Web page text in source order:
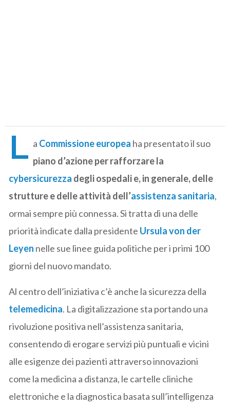
L a Commissione europea ha presentato il suo
piano d’azione per rafforzare la
cybersicurezza degli ospedali e, in generale, delle
strutture e delle attività dell’assistenza sanitaria,
ormai sempre più connessa. Si tratta di una delle
priorità indicate dalla presidente Ursula von der
Leyen nelle sue linee guida politiche per i primi 100
giorni del nuovo mandato.
Al centro dell’iniziativa c’è anche la sicurezza della
telemedicina. La digitalizzazione sta portando una
rivoluzione positiva nell’assistenza sanitaria,
consentendo di erogare servizi più puntuali e vicini
alle esigenze dei pazienti attraverso innovazioni
come la medicina a distanza, le cartelle cliniche
elettroniche e la diagnostica basata sull’intelligenza